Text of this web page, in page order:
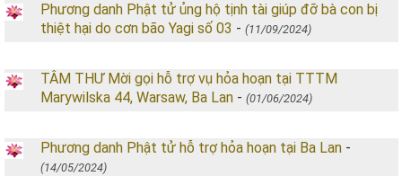
Phương danh Phật tử ủng hộ tịnh tài giúp đỡ bà con bị
thiệt hại do cơn bão Yagi số 03 - (11/09/2024)
TÂM THƯ Mời gọi hỗ trợ vụ hỏa hoạn tại TTTM
Marywilska 44, Warsaw, Ba Lan - (01/06/2024)
Phương danh Phật tử hỗ trợ hỏa hoạn tại Ba Lan -
(14/05/2024)